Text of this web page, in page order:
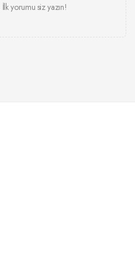
yorumu siz yazın!